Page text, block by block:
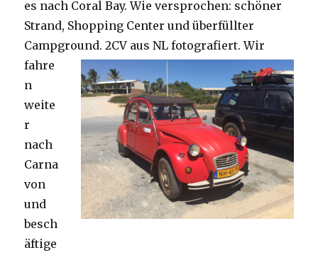
es nach Coral Bay. Wie versprochen: schöner
Strand, Shopping Center und überfüllter
Campground.2CV aus NL fotografiert. Wir
fahre
n
weite
r
nach
Carna
von
und
besch
äftige